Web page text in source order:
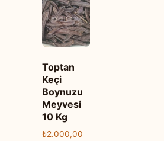
Toptan
Keçi
Boynuzu
Meyvesi
10 Kg
₺2.000,00